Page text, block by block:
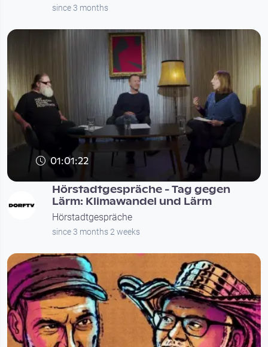
since 3 months
01:01:22
Hörstadtgespräche - Tag gegen
Lärm: Klimawandel und Lärm
Hörstadtgespräche
since 3 months 2 weeks